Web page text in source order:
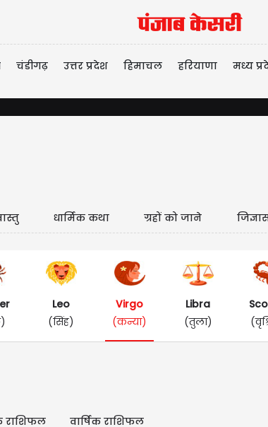
चंडीगढ़ उत्तर प्रदेश हिमाचल हरियाणा मध्य
धार्मिक कथा ग्रहों को जाने
Leo
(सिंह)
Virgo
(कन्या)
Libra
(तुला)
राशिफल वार्षिक राशिफल